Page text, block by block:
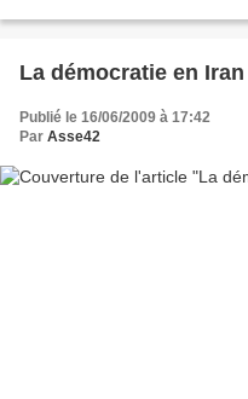
La démocratie en
Publié le 16/06/2009 à 17:42
Par Asse42